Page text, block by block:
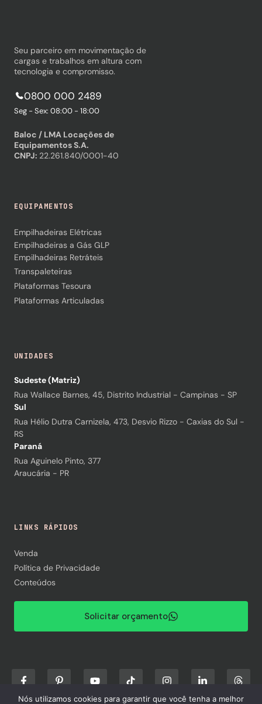
Seu parceiro em movimentação de
cargas e trabalhos em altura com
tecnologia e compromisso.
0800 000 2489
Seg - Sex: 08:00 - 18:00
Baloc / LMA Locações de
Equipamentos S.A.
CNPJ: 22.261.840/0001-40
EQUIPAMENTOS
Empilhadeiras Elétricas
Empilhadeiras a Gás GLP
Empilhadeiras Retráteis
Transpaleteiras
Plataformas Tesoura
Plataformas Articuladas
UNIDADES
Sudeste (Matriz)
Rua Wallace Barnes, 45, Distrito Industrial - Campinas - SP
Sul
Rua Hélio Dutra Carnizela, 473, Desvio Rizzo - Caxias do Sul -
RS
Paraná
Rua Aguinelo Pinto, 377
Araucária - PR
LINKS RÁPIDOS
Venda
Política de Privacidade
Conteúdos
Solicitar orçamento
Nós utilizamos cookies para garantir que você tenha a melhor